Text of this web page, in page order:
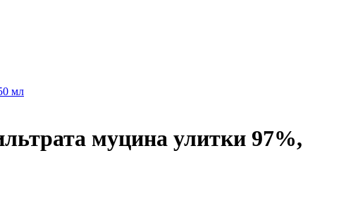
мл
муцина улитки 97%,